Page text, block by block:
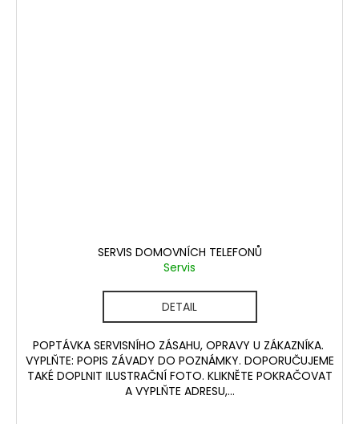
SERVIS DOMOVNÍCH TELEFONŮ
Servis
DETAIL
POPTÁVKA SERVISNÍHO ZÁSAHU, OPRAVY U ZÁKAZNÍKA.
VYPLŇTE: POPIS ZÁVADY DO POZNÁMKY. DOPORUČUJEME
TAKÉ DOPLNIT ILUSTRAČNÍ FOTO. KLIKNĚTE POKRAČOVAT
A VYPLŇTE ADRESU,...